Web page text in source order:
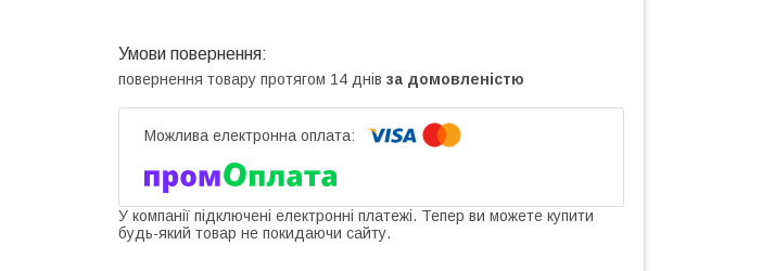
повернення товару протягом 14 днів за домовленістю
У компанії підключені електронні платежі. Тепер ви можете купити
будь-який товар не покидаючи сайту.